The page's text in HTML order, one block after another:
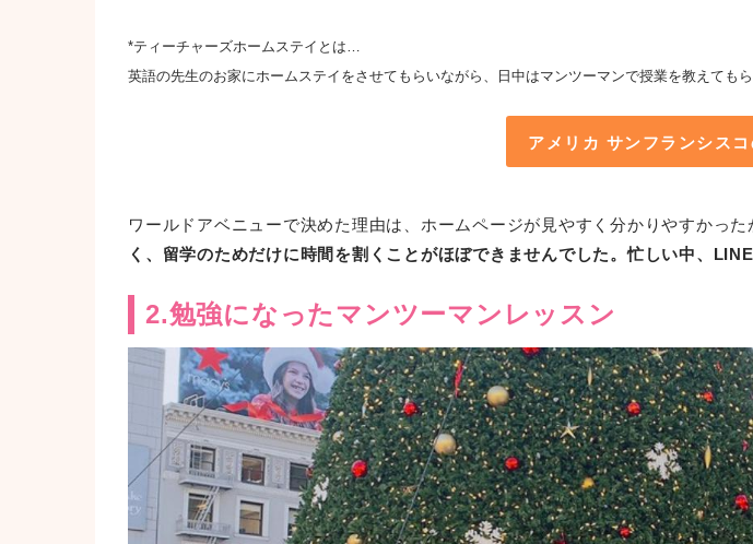
*ティーチャーズホームステイとは…
英語の先生のお家にホームステイをさせてもらいながら、日中はマンツーマンで授業を教えても
アメリカ サンフランシス
ワールドアベニューで決めた理由は、ホームページが見やすく分かりやすかっ
く、留学のためだけに時間を割くことがほぼできませんでした。忙しい中、
2.勉強になったマンツーマンレッスン